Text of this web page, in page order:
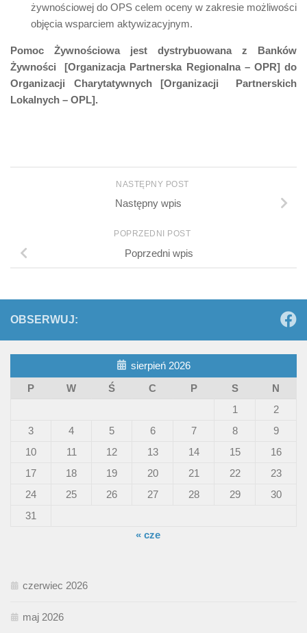
żywnościowej do OPS celem oceny w zakresie możliwości
objęcia wsparciem aktywizacyjnym.
Pomoc Żywnościowa jest dystrybuowana z Banków
Żywności [Organizacja Partnerska Regionalna – OPR] do
Organizacji Charytatywnych [Organizacji Partnerskich
Lokalnych – OPL].
NASTĘPNY POST
Następny wpis
POPRZEDNI POST
Poprzedni wpis
OBSERWUJ:
sierpień 2026
P
W Ś C P S
N
1
2
3
4 5 6 7 8
9
10
11 12 13 14 15
16
17
18 19 20 21 22
23
24
25 26 27 28 29
30
31
« cze
czerwiec 2026
maj 2026